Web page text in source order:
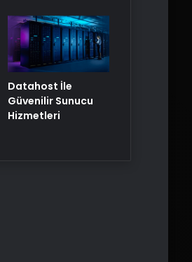
Datahost İle
Güvenilir Sunucu
Hizmetleri